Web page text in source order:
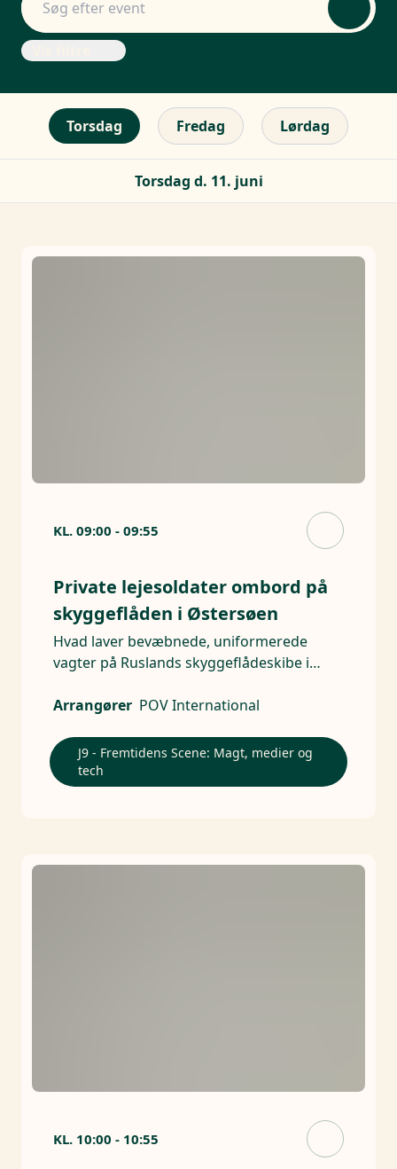
Torsdag Fredag Lørdag
Torsdag d. 11. juni
KL. 09:00 - 09:55
Private lejesoldater ombord på
skyggeflåden i Østersøen
Hvad laver bevæbnede, uniformerede
vagter på Ruslands skyggeflådeskibe i
Arrangører POV International
J9 - Fremtidens Scene: Magt, medier og
tech
KL. 10:00 - 10:55